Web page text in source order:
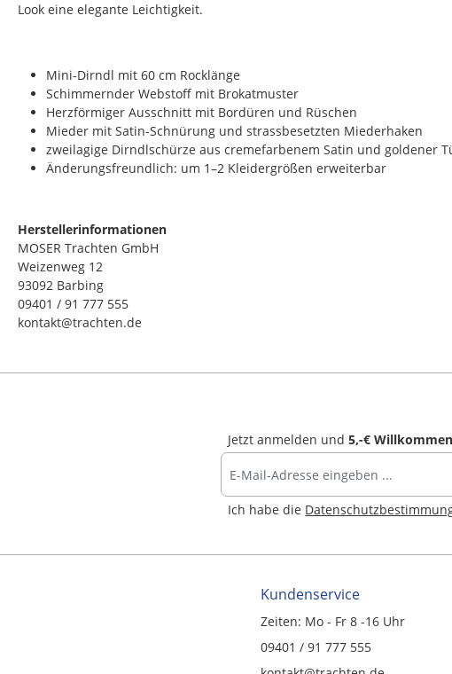
Look eine elegante Leichtigkeit.
Mini-Dirndl mit 60 cm Rocklänge
Schimmernder Webstoff mit Brokatmuster
Herzförmiger Ausschnitt mit Bordüren und Rüschen
Mieder mit Satin-Schnürung und strassbesetzten Miederhaken
zweilagige Dirndlschürze aus cremefarbenem Satin und goldener
Änderungsfreundlich: um 1–2 Kleidergrößen erweiterbar
Herstellerinformationen
MOSER Trachten GmbH
Weizenweg 12
93092 Barbing
09401 / 91 777 555
kontakt@trachten.de
Jetzt anmelden und5,-€
Ich habe die
Kundenservice
Zeiten: Mo - Fr 8 -16 Uhr
09401 / 91 777 555